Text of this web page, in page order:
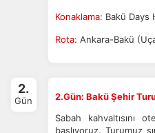
Konaklama: Bakü Days
Rota: Ankara-Bakü
2.
Gün
2.Gün: Bakü Şehir
Sabah kahvaltısını
başlıyoruz. Turumuz